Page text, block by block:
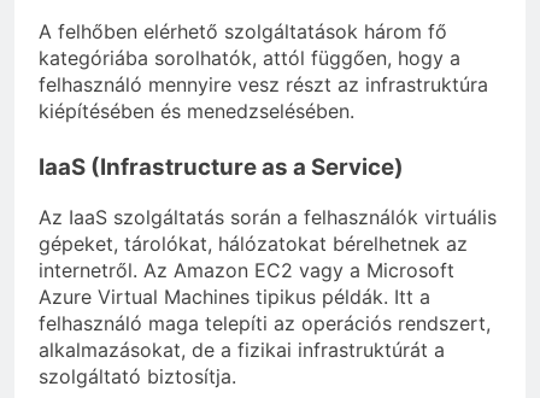
A felhőben elérhető szolgáltatások három fő
kategóriába sorolhatók, attól függően, hogy a
felhasználó mennyire vesz részt az infrastruktúra
kiépítésében és menedzselésében.
IaaS (Infrastructure as a Service)
Az IaaS szolgáltatás során a felhasználók virtuális
gépeket, tárolókat, hálózatokat bérelhetnek az
internetről. Az Amazon EC2 vagy a Microsoft
Azure Virtual Machines tipikus példák. Itt a
felhasználó maga telepíti az operációs rendszert,
alkalmazásokat, de a fizikai infrastruktúrát a
szolgáltató biztosítja.